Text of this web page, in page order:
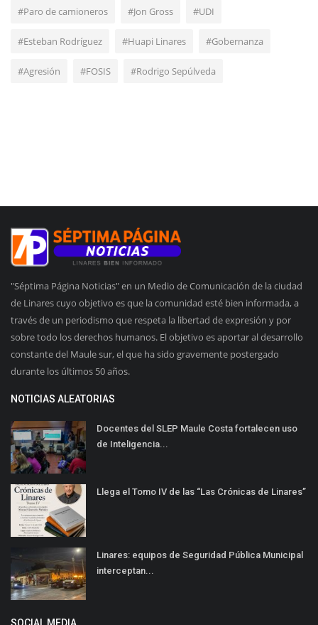
#Paro de camioneros #Jon Gross #UDI
#Esteban Rodríguez #Huapi Linares #Gobernanza
#Agresión #FOSIS #Rodrigo Sepúlveda
"Séptima Página Noticias" en un Medio de Comunicación de la ciudad
de Linares cuyo objetivo es que la comunidad esté bien informada, a
través de un periodismo que respeta la libertad de expresión y por
sobre todo los derechos humanos. El objetivo es aportar al desarrollo
constante del Maule sur, el que ha sido gravemente postergado
durante los últimos 50 años.
NOTICIAS ALEATORIAS
Docentes del SLEP Maule Costa fortalecen uso
de Inteligencia...
Llega el Tomo IV de las “Las Crónicas de Linares”
Linares: equipos de Seguridad Pública Municipal
interceptan...
SOCIAL MEDIA